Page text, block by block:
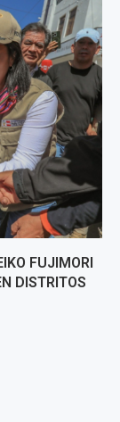
FUJIMORI
DISTRITOS